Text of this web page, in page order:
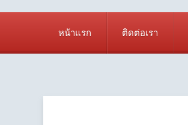
หน้าแรก ติดต่อเรา